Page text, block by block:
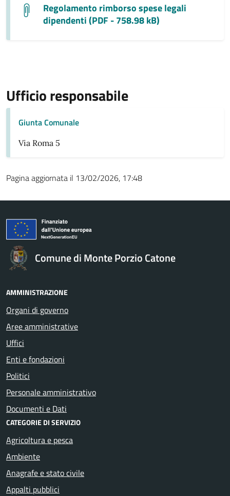
Regolamento rimborso spese legali
dipendenti (PDF - 758.98 kB)
Ufficio responsabile
Giunta Comunale
Via Roma 5
Pagina aggiornata il 13/02/2026, 17:48
Comune di Monte Porzio Catone
AMMINISTRAZIONE
Organi di governo
Aree amministrative
Uffici
Enti e fondazioni
Politici
Personale amministrativo
Documenti e Dati
CATEGORIE DI SERVIZIO
Agricoltura e pesca
Ambiente
Anagrafe e stato civile
Appalti pubblici